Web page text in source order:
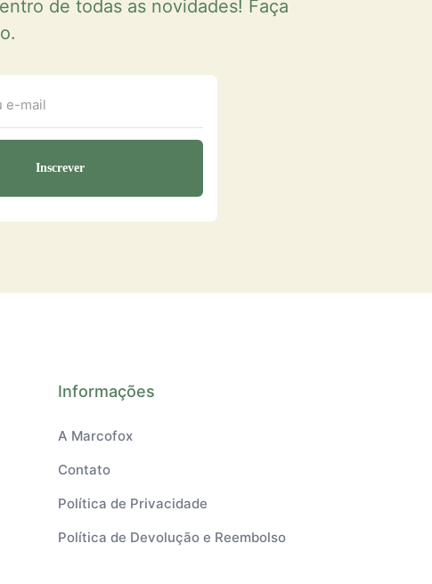
de todas as novidades! Faça
Informações
A Marcofox
Contato
Política de Privacidade
Política de Devolução e Reembolso